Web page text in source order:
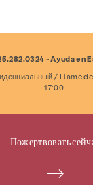
- Ayuda en
/ Llame
17:00.
Пожертвовать